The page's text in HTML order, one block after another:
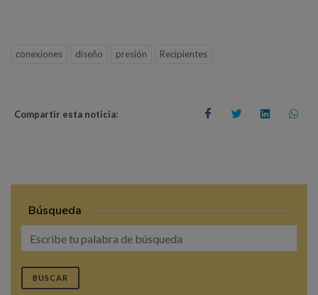
conexiones diseño presión Recipientes
Compartir esta noticia:
Búsqueda
BUSCAR